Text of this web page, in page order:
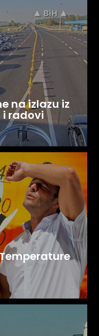
na izlazu iz
i radovi